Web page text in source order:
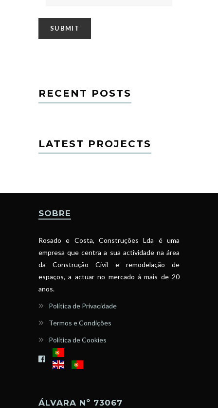
RECENT POSTS
LATEST PROJECTS
SOBRE
Rosado e Costa, Construções Lda é uma
empresa que centra a sua actividade na área
da Construção Civil e remodelação de
espaços, a actuar no mercado á mais de 20
anos.
Política de Privacidade
Termos e Condições
Política de Cookies
ÁLVARA Nº 73067